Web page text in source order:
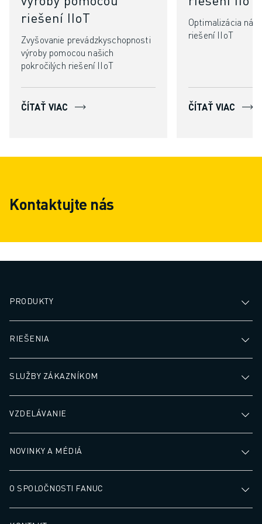
riešení IIoT
Zvyšovanie prevádzkyschopnosti
výroby pomocou našich
pokročilých riešení IIoT
ČÍTAŤ VIAC
Optimalizácia
riešení IIoT
ČÍTAŤ VIAC
Kontaktujte nás
PRODUKTY
RIEŠENIA
SLUŽBY ZÁKAZNÍKOM
VZDELÁVANIE
NOVINKY A MÉDIÁ
O SPOLOČNOSTI FANUC